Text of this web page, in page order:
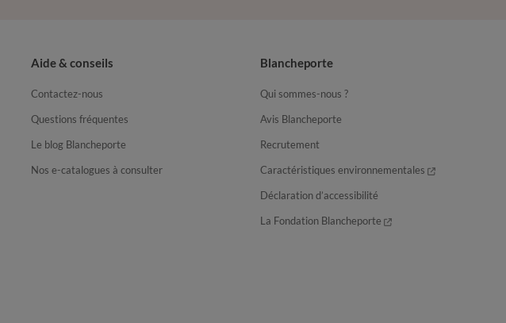
Aide & conseils
Contactez-nous
Questions fréquentes
Le blog Blancheporte
Nos e-catalogues à consulter
Blancheporte
Qui sommes-nous ?
Avis Blancheporte
Recrutement
Caractéristiques environnementales
Déclaration d’accessibilité
La Fondation Blancheporte